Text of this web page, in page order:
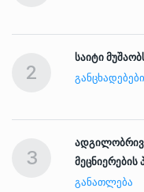
2
საიტი
ᲒᲐᲜᲪᲮᲐᲓᲔᲑᲔᲑᲘ
3
ადგილობრივ
ᲒᲐᲜᲐᲗᲚᲔᲑᲐ